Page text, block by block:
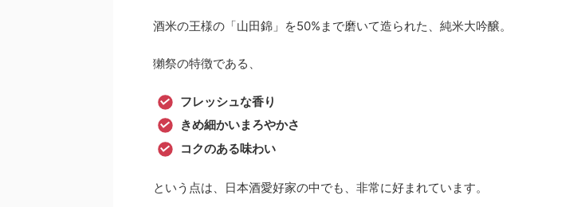
酒米の王様の「山田錦」を50%まで磨いて造られた、純米大吟醸。
獺祭の特徴である、
フレッシュな香り
きめ細かいまろやかさ
コクのある味わい
という点は、日本酒愛好家の中でも、非常に好まれています。